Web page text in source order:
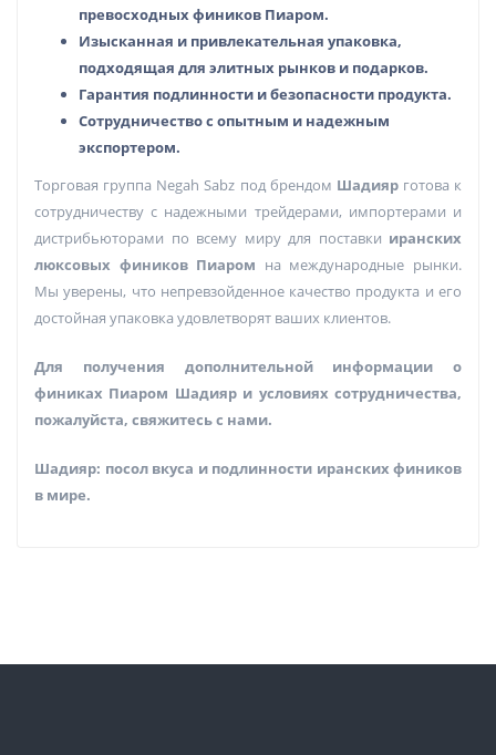
превосходных фиников Пиаром.
Изысканная и привлекательная упаковка,
подходящая для элитных рынков и подарков.
Гарантия подлинности и безопасности продукта.
Сотрудничество с опытным и надежным
экспортером.
Торговая группа Negah Sabz под брендом Шадиярготова к
сотрудничеству с надежными трейдерами, импортерами и
дистрибьюторами по всему миру для поставки иранских
люксовых фиников Пиаром на международные рынки.
Мы уверены, что непревзойденное качество продукта и его
достойная упаковка удовлетворят ваших клиентов.
Для получения дополнительной информации о
финиках Пиаром Шадияр и условиях сотрудничества,
пожалуйста, свяжитесь с нами.
Шадияр: посол вкуса и подлинности иранских фиников
в мире.